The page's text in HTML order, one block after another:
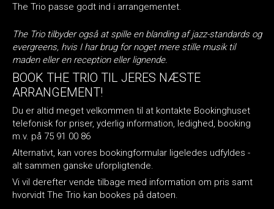
The Trio passe godt ind i arrangementet.
The Trio tilbyder også at spille en blanding af jazz-standards og
evergreens, hvis I har brug for noget mere stille musik til
maden eller en reception eller lignende.
BOOK THE TRIO TIL JERES NÆSTE
ARRANGEMENT!
Du er altid meget velkommen til at kontakte Bookinghuset
telefonisk for priser, yderlig information, ledighed, booking
m.v. på 75 91 00 86
Alternativt, kan vores bookingformular ligeledes udfyldes -
alt sammen ganske uforpligtende.
Vi vil derefter vende tilbage med information om pris samt
hvorvidt The Trio kan bookes på datoen.